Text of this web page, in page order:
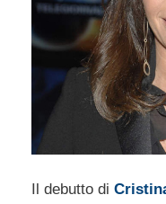
Il debutto di